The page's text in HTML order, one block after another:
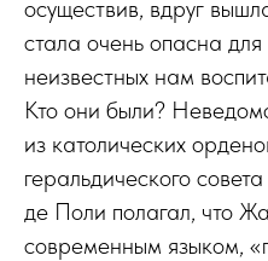
осуществив, вдруг
стала очень опасна
неизвестных нам
Кто они были?
из католических
геральдического
де Поли полагал, что
современным языком,